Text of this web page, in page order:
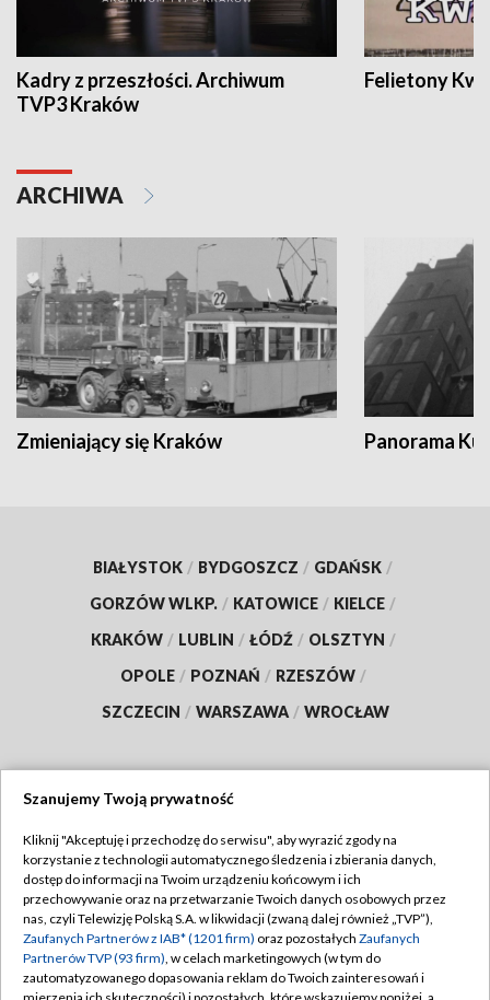
Kadry z przeszłości. Archiwum
TVP3 Kraków
Felietony
ARCHIWA
Zmieniający się Kraków Panorama
BIAŁYSTOK / BYDGOSZCZ / GDAŃSK /
GORZÓW WLKP. / KATOWICE / KIELCE /
KRAKÓW / LUBLIN / ŁÓDŹ / OLSZTYN /
OPOLE / POZNAŃ / RZESZÓW /
SZCZECIN / WARSZAWA / WROCŁAW
TVP
Abonament TVP
Emisja w TVP
Centrum informacji TVP
Regulamin TVP
Polityka prywatności
Moje zgody
Szanujemy Twoją prywatność
Kliknij "Akceptuję i przechodzę do serwisu", aby wyrazić zgody na
korzystanie z technologii automatycznego śledzenia i zbierania danych,
dostęp do informacji na Twoim urządzeniu końcowym i ich
przechowywanie oraz na przetwarzanie Twoich danych osobowych przez
nas, czyli Telewizję Polską S.A. w likwidacji (zwaną dalej również „TVP”),
Zaufanych Partnerów z IAB* (1201 firm) oraz pozostałych Zaufanych
Partnerów TVP (93 firm), w celach marketingowych (w tym do
zautomatyzowanego dopasowania reklam do Twoich zainteresowań i